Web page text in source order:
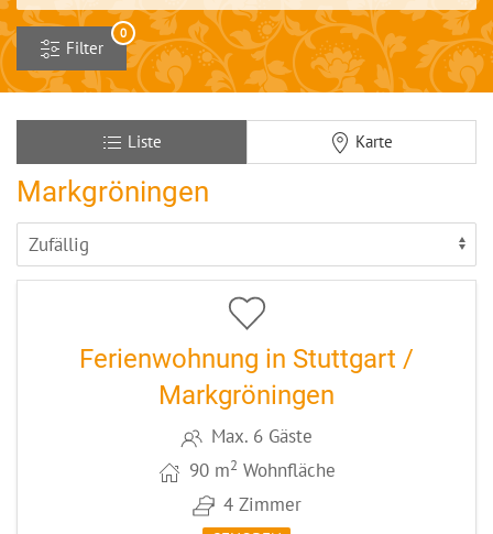
Filter
0
Liste Karte
Markgröningen
12 CODE: MAUMAGRO
Ferienwohnung in Stuttgart /
Markgröningen
Max. 6 Gäste
90 m2 Wohnfläche
4 Zimmer